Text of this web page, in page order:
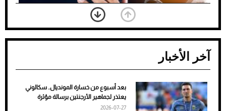
ضعف تبريد مكيف السيارة عند الوقوف.. أشهر
الأسباب والحلول
آخر الأخبار
بعد أسبوع من خسارة المونديال.. سكالوني
يعتذر لجماهير الأرجنتين برسالة مؤثرة
2026-07-27